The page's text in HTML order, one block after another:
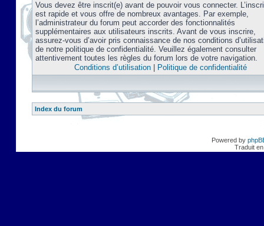
Vous devez être inscrit(e) avant de pouvoir vous connecter.
est rapide et vous offre de nombreux avantages. Par exemple,
l’administrateur du forum peut accorder des fonctionnalités
supplémentaires aux utilisateurs inscrits. Avant de vous inscrire,
assurez-vous d’avoir pris connaissance de nos conditions
de notre politique de confidentialité. Veuillez également consulter
attentivement toutes les règles du forum lors de votre navigation.
Conditions d’utilisation| Politique de confidentialité
Index du forum
Powered by
Traduit